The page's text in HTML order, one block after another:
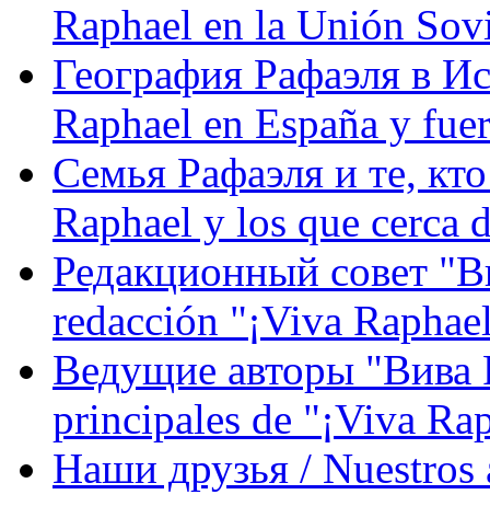
Raphael en la Unión
География Рафаэля в
Raphael en España y
Семья Рафаэля и те,
Raphael y los que cerca
Редакционный совет
redacción "¡Viva
Ведущие авторы "Вива
principales de "¡Viva
Наши друзья / Nuestros